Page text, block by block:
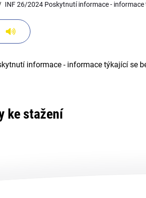
INF 26/2024 Poskytnutí informace -
informace - informace týkající se
ke stažení